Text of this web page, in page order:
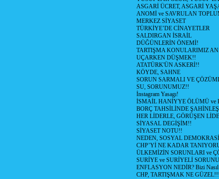
ASGARİ ÜCRET, ASGARİ
ANOMİ ve SAVRULAN
MERKEZ SİYASET
TÜRKİYE’DE CİNAYETLER
SALDIRGAN İSRAİL
DÜĞÜNLERİN ÖNEMİ!
TARTIŞMA KONULARIMIZ
UÇARKEN DÜŞMEK!!
ATATÜRK'ÜN ASKERİ!!
KÖYDE, SAHNE
SORUN SARMALI VE
SU, SORUNUMUZ!!
İnstagram Yasagı!
İSMAİL HANİYYE ÖLÜMÜ ve
BORÇ TAHSİLİNDE
HER LİDERLE, GÖRÜŞEN
SİYASAL DEGİŞİM!!
SİYASET NOTU!!
NEDEN, SOSYAL
CHP’Yİ NE KADAR
ÜLKEMİZİN SORUNLARI ve
SURİYE ve SURİYELİ
ENFLASYON NEDİR? Bizi
CHP, TARTIŞMAK NE